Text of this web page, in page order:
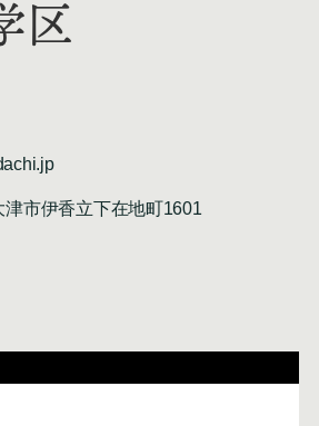
区
津市伊香立下在地町1601